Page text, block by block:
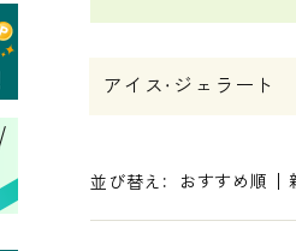
アイス・ジェラート
並び替え おすすめ順